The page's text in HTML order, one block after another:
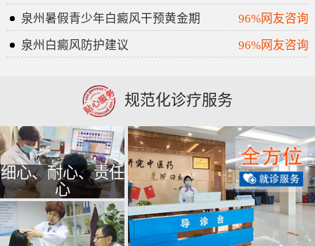
泉州暑假青少年白癜风干预黄金期
96%网友咨询
泉州白癜风防护建议
96%网友咨询
规范化诊疗服务
细心、耐心、责任
心